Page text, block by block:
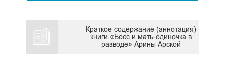
Краткое содержание (аннотация)
книги «Босс и мать-одиночка в
разводе» Арины Арской